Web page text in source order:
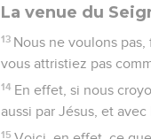
La venue du
13 Nous ne voulons
vous attristiez pas
14 En effet, si nous
aussi par Jésus, et
15